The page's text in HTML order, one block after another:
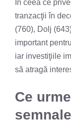
În ceea ce
tranzacţii în
(760), Dolj
important
iar investiţiile
să atragă
Ce